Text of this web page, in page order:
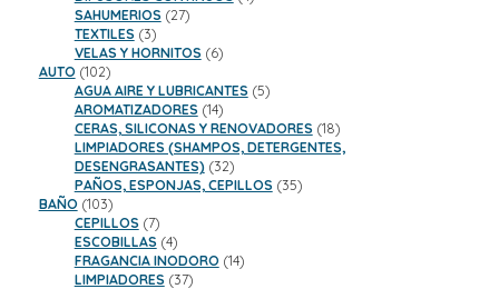
SAHUMERIOS 2727
TEXTILES 33
productos
VELAS Y HORNITOS 66
AUTO 102102
productos
AGUA AIRE Y LUBRICANTES 55
AROMATIZADORES 1414
productos
CERAS, SILICONAS Y RENOVADORES 1818
productos
LIMPIADORES (SHAMPOS, DETERGENTES,
DESENGRASANTES) 3232
productos
PAÑOS, ESPONJAS, CEPILLOS 3535
BAÑO 103103
productos
CEPILLOS 77
productos
ESCOBILLAS 44
productos
FRAGANCIA INODORO 1414
LIMPIADORES 3737